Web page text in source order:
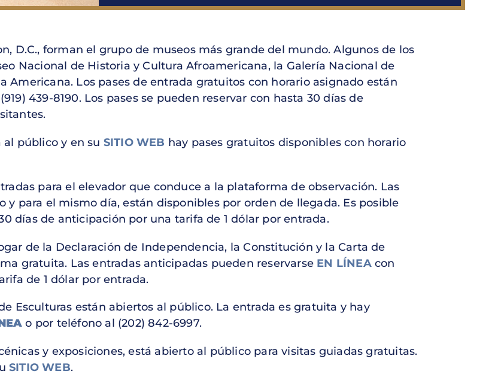
D.C., forman el grupo de museos más grande del mundo. Algunos de los
Nacional de Historia y Cultura Afroamericana, la Galería Nacional de
Americana. Los pases de entrada gratuitos con horario asignado están
439-8190. Los pases se pueden reservar con hasta 30 días de
público y en su SITIO WEB hay pases gratuitos disponibles con horario
para el elevador que conduce a la plataforma de observación. Las
y para el mismo día, están disponibles por orden de llegada. Es posible
días de anticipación por una tarifa de 1 dólar por entrada.
de la Declaración de Independencia, la Constitución y la Carta de
gratuita. Las entradas anticipadas pueden reservarse EN LÍNEAcon
de 1 dólar por entrada.
Esculturas están abiertos al público. La entrada es gratuita y hay
o por teléfono al (202) 842-6997.
y exposiciones, está abierto al público para visitas guiadas gratuitas.
SITIO WEB.